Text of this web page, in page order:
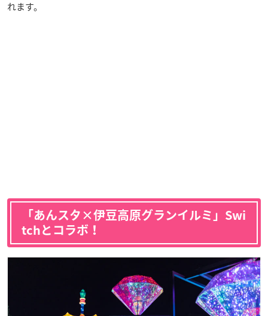
れます。
「あんスタ×伊豆高原グランイルミ」Swi
tchとコラボ！